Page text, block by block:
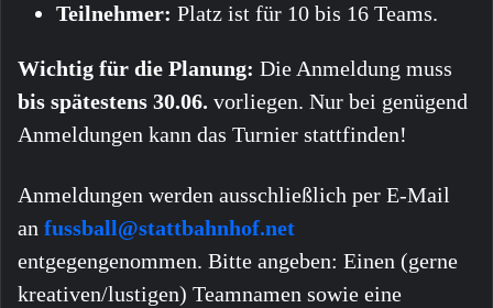
Teilnehmer: Platz ist für 10 bis 16 Teams.
Wichtig für die Planung: Die Anmeldung muss
bis spätestens 30.06. vorliegen. Nur bei genügend
Anmeldungen kann das Turnier stattfinden!
Anmeldungen werden ausschließlich per E-Mail
an fussball@stattbahnhof.net
entgegengenommen. Bitte angeben: Einen (gerne
kreativen/lustigen) Teamnamen sowie eine